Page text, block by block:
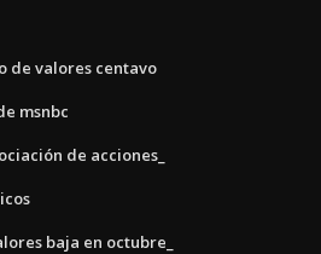
de valores centavo
msnbc
de acciones_
baja en octubre_